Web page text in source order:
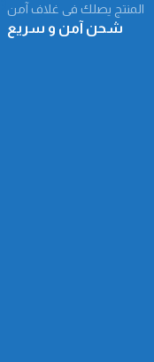
المنتج يصلك فى غلاف آمن
شحن آمن و سريع